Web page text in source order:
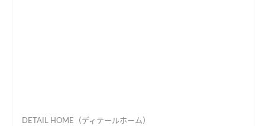
DETAIL HOME（ディテールホーム）